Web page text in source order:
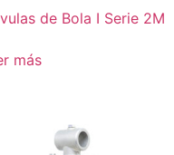
de Bola I Serie 2M
más